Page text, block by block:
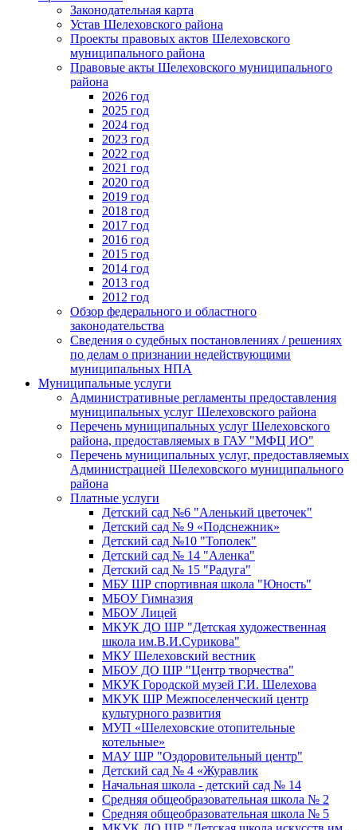
Законодательная карта
Устав Шелеховского района
Проекты правовых актов Шелеховского
муниципального района
Правовые акты Шелеховского муниципального
района
2026 год
2025 год
2024 год
2023 год
2022 год
2021 год
2020 год
2019 год
2018 год
2017 год
2016 год
2015 год
2014 год
2013 год
2012 год
Обзор федерального и областного
законодательства
Сведения о судебных постановлениях / решениях
по делам о признании недействующими
муниципальных НПА
Муниципальные услуги
Административные регламенты предоставления
муниципальных услуг Шелеховского района
Перечень муниципальных услуг Шелеховского
района, предоставляемых в ГАУ "МФЦ ИО"
Перечень муниципальных услуг, предоставляемых
Администрацией Шелеховского муниципального
района
Платные услуги
Детский сад №6 "Аленький цветочек"
Детский сад № 9 «Подснежник»
Детский сад №10 "Тополек"
Детский сад № 14 "Аленка"
Детский сад № 15 "Радуга"
МБУ ШР спортивная школа "Юность"
МБОУ Гимназия
МБОУ Лицей
МКУК ДО ШР "Детская художественная
школа им.В.И.Сурикова"
МКУ Шелеховский вестник
МБОУ ДО ШР "Центр творчества"
МКУК Городской музей Г.И. Шелехова
МКУК ШР Межпоселенческий центр
культурного развития
МУП «Шелеховские отопительные
котельные»
МАУ ШР "Оздоровительный центр"
Детский сад № 4 «Журавлик
Начальная школа - детский сад № 14
Средняя общеобразовательная школа № 2
Средняя общеобразовательная школа № 5